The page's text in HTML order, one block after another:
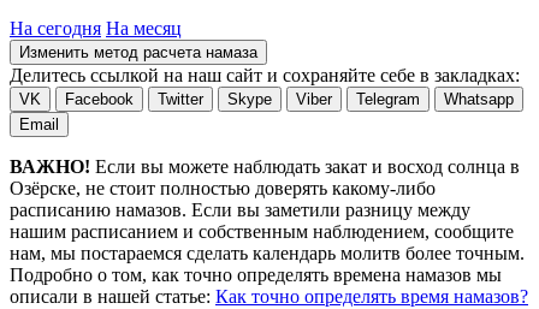
На сегодня На месяц
Изменить метод расчета намаза
Делитесь ссылкой на наш сайт и сохраняйте себе в закладках:
VK Facebook Twitter Skype Viber Telegram
Whatsapp
Email
ВАЖНО! Если вы можете наблюдать закат и восход солнца в
Озёрске, не стоит полностью доверять какому-либо
расписанию намазов. Если вы заметили разницу между
нашим расписанием и собственным наблюдением, сообщите
нам, мы постараемся сделать календарь молитв более точным.
Подробно о том, как точно определять времена намазов мы
описали в нашей статье: Как точно определять время намазов?